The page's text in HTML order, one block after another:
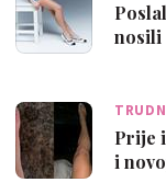
nosili
Prije
i